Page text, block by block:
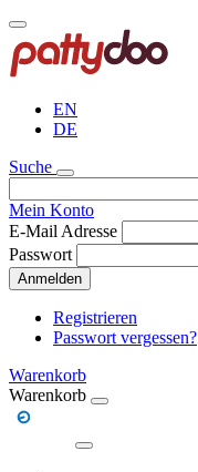
Direkt
zum
Inhalt
EN
DE
Suche
Mein Konto
E-Mail Adresse
Passwort
Anmelden
Registrieren
Passwort vergessen?
Warenkorb
Warenkorb